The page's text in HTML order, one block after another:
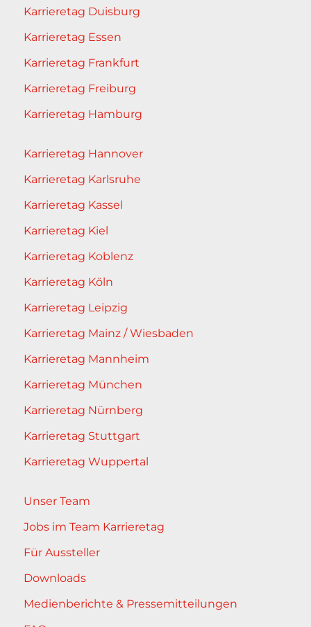
Karrieretag Duisburg
Karrieretag Essen
Karrieretag Frankfurt
Karrieretag Freiburg
Karrieretag Hamburg
Karrieretag Hannover
Karrieretag Karlsruhe
Karrieretag Kassel
Karrieretag Kiel
Karrieretag Koblenz
Karrieretag Köln
Karrieretag Leipzig
Karrieretag Mainz / Wiesbaden
Karrieretag Mannheim
Karrieretag München
Karrieretag Nürnberg
Karrieretag Stuttgart
Karrieretag Wuppertal
Unser Team
Jobs im Team Karrieretag
Für Aussteller
Downloads
Medienberichte & Pressemitteilungen